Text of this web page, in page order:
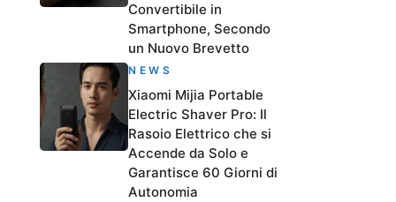
Convertibile in
Smartphone, Secondo
un Nuovo Brevetto
NEWS
Xiaomi Mijia Portable
Electric Shaver Pro: Il
Rasoio Elettrico che si
Accende da Solo e
Garantisce 60 Giorni di
Autonomia